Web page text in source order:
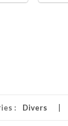
: Divers